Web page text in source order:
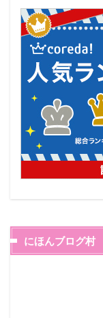
にほんブログ村